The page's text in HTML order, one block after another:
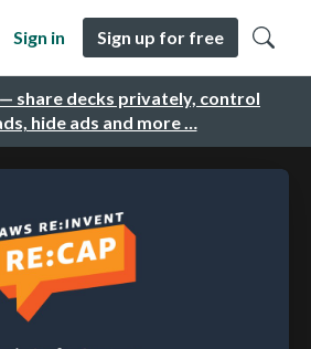
— share decks privately, control
hide ads and more …
Sign in Sign up for free